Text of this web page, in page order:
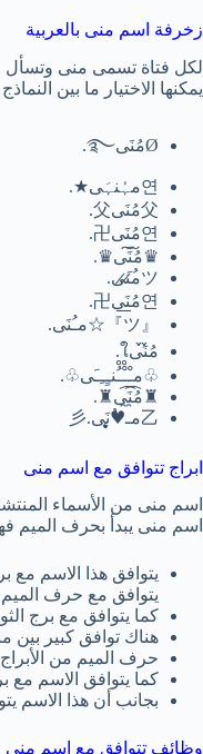
لكل فتاة تسمى منى
يمكنها الاختيار ما بين النماذج
Øمُنَى࿐.
연مہُنہَى★.
父مُنَى父.
연مُنَى卍.
♛مُ͠نَ͠ى♛.
ツم̷ُن̷َى.
연مُ̲نَ̲ى卍.
『ツ』☆مـُنَى.
مُ̀́نَ̀́ىใ.
♧مـْـْْـُْنـِِـِـَى♧.
♜مُ̯͡نَ̯͡ى♜.
乙مـ♥ُ̨̥̬̩نَى.彡
ابراج تتوافق مع اسم منى
اسم منى من الأسماء
اسم منى يبدأ بحرف الميم
يتوافق هذا الاسم مع
يتوافق مع حرف
كما يتوافق مع برج
هناك توافق كبير بين
حرف الميم من
كما يتوافق الاسم مع
بجانب أن هذا الاسم
وظائف تتوافق مع اسم منى